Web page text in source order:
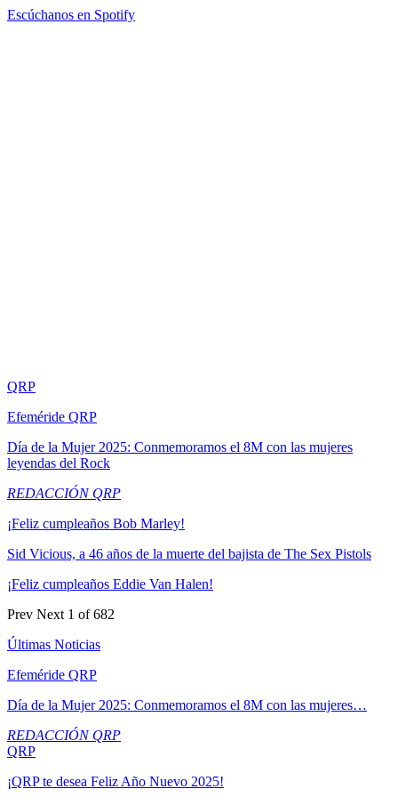
Escúchanos en Spotify
QRP
Efeméride QRP
Día de la Mujer 2025: Conmemoramos el 8M con las mujeres
leyendas del Rock
REDACCIÓN QRP
¡Feliz cumpleaños Bob Marley!
Sid Vicious, a 46 años de la muerte del bajista de The Sex Pistols
¡Feliz cumpleaños Eddie Van Halen!
Prev Next 1 of 682
Últimas Noticias
Efeméride QRP
Día de la Mujer 2025: Conmemoramos el 8M con las mujeres…
REDACCIÓN QRP
QRP
¡QRP te desea Feliz Año Nuevo 2025!